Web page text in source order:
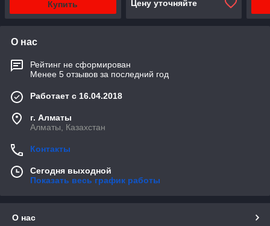
Купить Цену уточняйте
О нас
Рейтинг не сформирован
Менее 5 отзывов за последний год
Работает с 16.04.2018
г. Алматы
Алматы, Казахстан
Контакты
Сегодня выходной
Показать весь график работы
О нас